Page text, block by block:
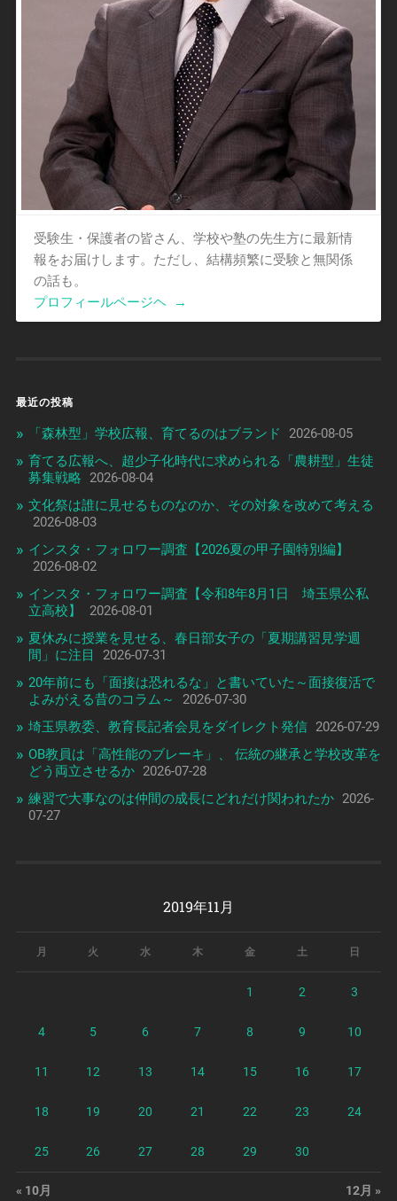
受験生・保護者の皆さん、学校や塾の先生方に最新情
報をお届けします。ただし、結構頻繁に受験と無関係
の話も。
プロフィールページヘ
→
最近の投稿
「森林型」学校広報、育てるのはブランド
2026-08-05
育てる広報へ、超少子化時代に求められる「農耕型」生徒
募集戦略
2026-08-04
文化祭は誰に見せるものなのか、その対象を改めて考える
2026-08-03
インスタ・フォロワー調査【2026夏の甲子園特別編】
2026-08-02
インスタ・フォロワー調査【令和8年8月1日 埼玉県公私
立高校】
2026-08-01
夏休みに授業を見せる、春日部女子の「夏期講習見学週
間」に注目
2026-07-31
20年前にも「面接は恐れるな」と書いていた～面接復活で
よみがえる昔のコラム～
2026-07-30
埼玉県教委、教育長記者会見をダイレクト発信 2026-07-29
OB教員は「高性能のブレーキ」、 伝統の継承と学校改革を
どう両立させるか 2026-07-28
練習で大事なのは仲間の成長にどれだけ関われたか 2026-
07-27
2019年11月
月 火 水 木 金 土 日
1 2 3
4 5 6 7 8 9 10
11 12 13 14 15 16 17
18 19 20 21 22 23 24
25 26 27 28 29 30
« 10月 12月 »